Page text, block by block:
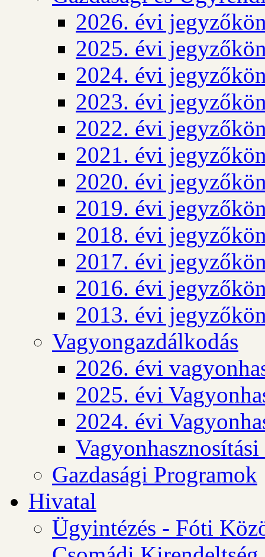
2026. évi
2025. évi
2024. évi
2023. évi
2022. évi
2021. évi
2020. évi
2019. évi
2018. évi
2017. évi
2016. évi
2013. évi
Vagyongazdálkodás
2026. évi
2025. évi
2024. évi
Gazdasági Programok
Hivatal
Ügyintézés - Fóti